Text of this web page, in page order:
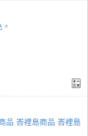
品 峇裡島商品 峇裡島